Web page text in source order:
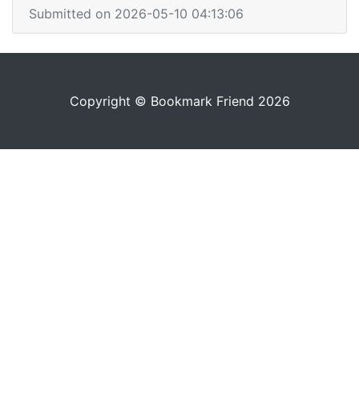
Submitted on 2026-05-10 04:13:06
Copyright © Bookmark Friend 2026